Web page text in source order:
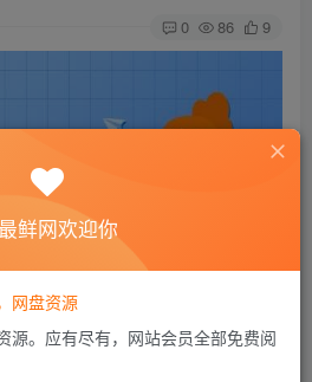
0 86 9
好处
鲜网欢迎你
网盘资源
源。应有尽有，网站会员全部免费阅